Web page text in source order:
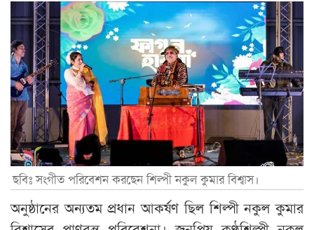
ছবিঃ সংগীত পরিবেশন করছেন শিল্পী নকুল কুমার বিশ্বাস।
অনুষ্ঠানের অন্যতম প্রধান আকর্ষণ ছিল শিল্পী নকুল কুমার